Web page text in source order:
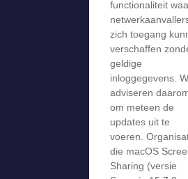
functionaliteit
zich toegang
verschaffen
geldige
inloggegevens.
adviseren
om meteen de
updates uit te
voeren.
die macOS
Sharing (versie